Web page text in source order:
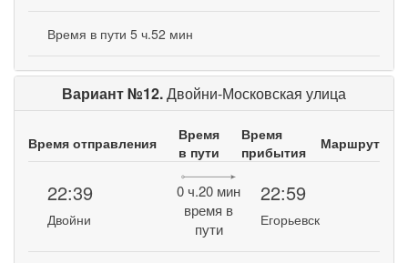
Время в пути 5 ч.52 мин
Вариант №12.Двойни-Московская улица
Время отправления
Время
в пути
Время
прибытия
Маршрут
22:39
Двойни
0 ч.20 мин
время в
пути
22:59
Егорьевск